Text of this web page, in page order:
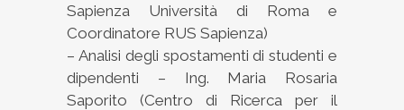
Sapienza Università di Roma e
Coordinatore RUS Sapienza)
– Analisi degli spostamenti di studenti e
dipendenti – Ing. Maria Rosaria
Saporito (Centro di Ricerca per il